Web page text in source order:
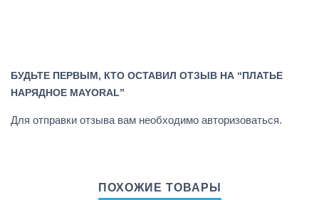
БУДЬТЕ ПЕРВЫМ, КТО ОСТАВИЛ ОТЗЫВ НА “ПЛАТЬЕ
НАРЯДНОЕ MAYORAL”
Для отправки отзыва вам необходимо авторизоваться.
ПОХОЖИЕ ТОВАРЫ